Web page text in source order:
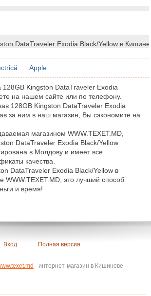
DataTraveler Exodia Black/Yellow в
Apple
Kingston DataTraveler Exodia
на нашем сайте или по телефону.
128GB Kingston DataTraveler Exodia
за ним в наш магазин, Вы сэкономите на
магазином WWW.TEXET.MD,
DataTraveler Exodia Black/Yellow
в Молдову и имеет все
качества.
DataTraveler Exodia Black/Yellow в
WWW.TEXET.MD, это лучший способ
и время!
Вход Полная версия
- интернет-магазин в Кишиневе